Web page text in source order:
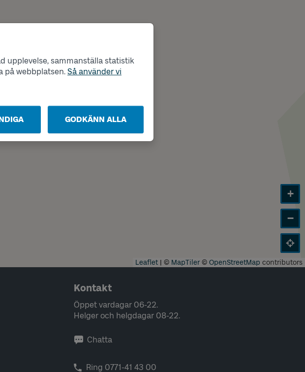
upplevelse, sammanställa statistik
på webbplatsen. Så använder vi
GODKÄNN ALLA
+
−
Leaflet | © MapTiler© OpenStreetMap contributors
Kontakt
Öppet vardagar 06-22.
Helger och helgdagar 08-22.
Chatta
Ring 0771-41 43 00